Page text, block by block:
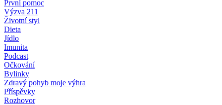
První pomoc
Výzva 211
Životní styl
Dieta
Jídlo
Imunita
Podcast
Očkování
Bylinky
Zdravý pohyb moje výhra
Příspěvky
Rozhovor